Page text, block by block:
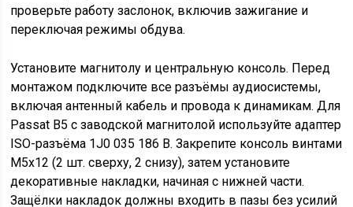
проверьте работу заслонок, включив зажигание и
переключая режимы обдува.
Установите магнитолу и центральную консоль. Перед
монтажом подключите все разъёмы аудиосистемы,
включая антенный кабель и провода к динамикам. Для
Passat B5 с заводской магнитолой используйте адаптер
ISO-разъёма 1J0 035 186 B. Закрепите консоль винтами
M5x12 (2 шт. сверху, 2 снизу), затем установите
декоративные накладки, начиная с нижней части.
Защёлки накладок должны входить в пазы без усилий